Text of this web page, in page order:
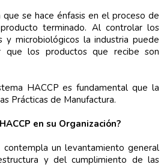
que se hace énfasis en el proceso de
terminado. Al controlar los
y microbiológicos la industria puede
que los productos que recibe son
HACCP es fundamental que la
Prácticas de Manufactura.
en su Organización?
contempla un levantamiento general
y del cumplimiento de las